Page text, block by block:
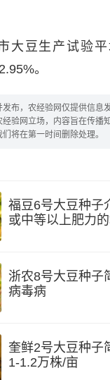
大豆生产试验
。
布，农经验网仅提供信息
验网立场，内容旨在传播
将在第一时间删除处理。
福豆6号大豆种子
或中等以上肥力
浙农8号大豆种子
病毒病
奎鲜2号大豆种子
1-1.2万株/亩